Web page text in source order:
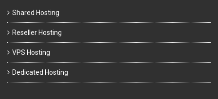
Shared Hosting
Reseller Hosting
VPS Hosting
Dedicated Hosting